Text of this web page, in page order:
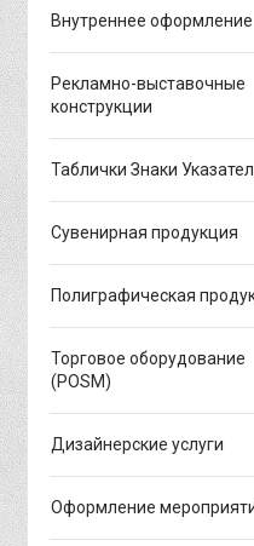
Внутреннее оформление
Рекламно-выставочные
конструкции
Таблички Знаки
Сувенирная продукция
Полиграфическая
Торговое оборудование
(POSM)
Дизайнерские услуги
Оформление